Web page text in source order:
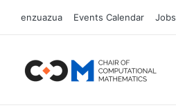
enzuazua Events Calendar Jobs